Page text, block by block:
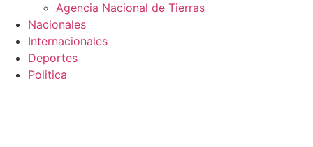
Agencia Nacional de Tierras
Nacionales
Internacionales
Deportes
Politica